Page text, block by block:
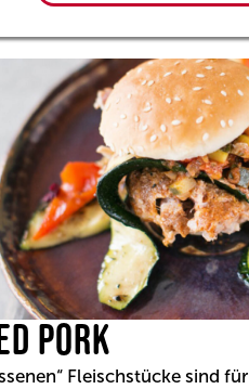
PORK
Fleischstücke sind